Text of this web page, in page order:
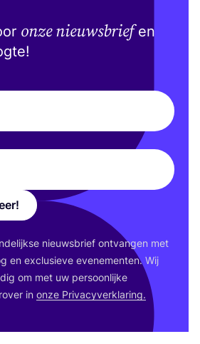
onze nieuwsbriefen
nieuws­brief ont­van­gen met
en exclu­sie­ve eve­ne­men­ten. Wij
om met uw per­soon­lij­ke
in onze Pri­va­cy­ver­kla­ring.